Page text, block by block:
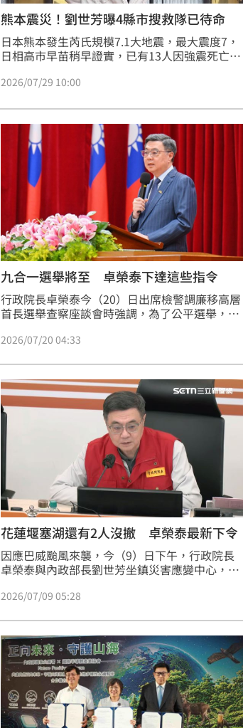
熊本震災！劉世芳曝4縣市搜救隊已待命
日本熊本發生芮氏規模7.1大地震，最大震度7，
日相高市早苗稍早證實，已有13人因強震死亡，
劉世芳今（29）日表示，昨晚開始台南、新竹、
方四小時內就能出發。她也說，高雄不是輪值搜
救隊，但高雄跟熊本是姐妹市，高雄市長陳其邁
因此特別要求搜救隊整備。
2026/07/29 10:00
九合一選舉將至 卓榮泰下達這些指令
行政院長卓榮泰今（20）日出席檢警調廉移高層
首長選舉查察座談會時強調，為了公平選舉，為
防止暴力、斬斷選舉賭盤、防堵深偽影音及假訊
做好「世界盃守門員」角色。
2026/07/20 04:33
花蓮堰塞湖還有2人沒撤 卓榮泰最新下令
因應巴威颱風來襲，今（9）日下午，行政院長
卓榮泰與內政部長劉世芳坐鎮災害應變中心，聽
地區外，花蓮萬里溪堰塞湖由於水量已經約七成
方協助下，已撤離188人，但卻傳出還有2人沒連
繫上。對此，卓榮泰親自下令，要求務必徹底執
行撤離工作。
2026/07/09 05:28